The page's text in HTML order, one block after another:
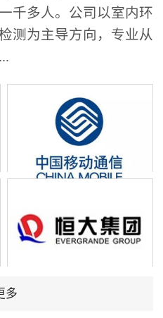
千多人。公司以室内环
测为主导方向，专业从
多